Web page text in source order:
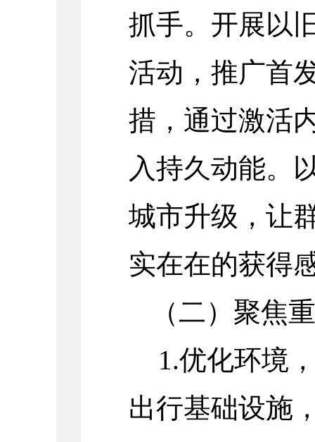
抓手。开展以
活动 ，推广首
措，通过激活
入持久动能。
城市升级，让
实在在的获得
（二） 聚焦
1.优化环境
出行基础设施